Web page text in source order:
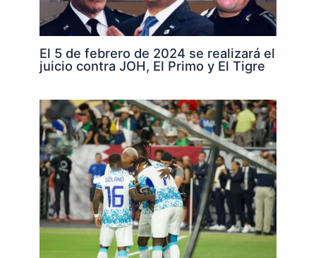
El 5 de febrero de 2024 se realizará el
juicio contra JOH, El Primo y El Tigre